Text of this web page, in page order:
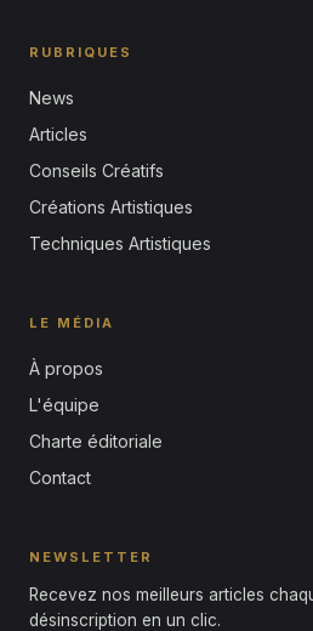
RUBRIQUES
News
Articles
Conseils Créatifs
Créations Artistiques
Techniques Artistiques
LE MÉDIA
À propos
L'équipe
Charte éditoriale
Contact
NEWSLETTER
Recevez nos meilleurs articles
désinscription en un clic.